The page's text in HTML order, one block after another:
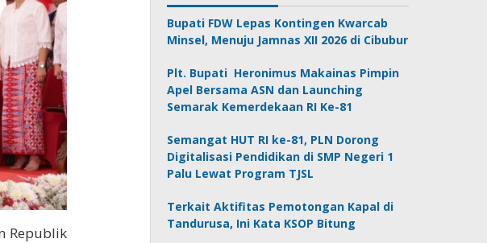
Republik
Bupati FDW Lepas Kontingen Kwarcab
Minsel, Menuju Jamnas XII 2026 di Cibubur
Plt. Bupati Heronimus Makainas Pimpin
Apel Bersama ASN dan Launching
Semarak Kemerdekaan RI Ke-81
Semangat HUT RI ke-81, PLN Dorong
Digitalisasi Pendidikan di SMP Negeri 1
Palu Lewat Program TJSL
Terkait Aktifitas Pemotongan Kapal di
Tandurusa, Ini Kata KSOP Bitung